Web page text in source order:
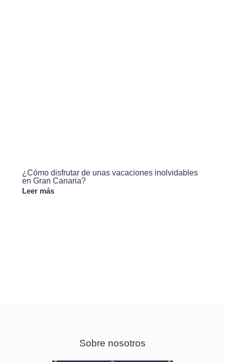
¿Cómo disfrutar de unas vacaciones inolvidables
en Gran Canaria?
Leer más
Sobre nosotros